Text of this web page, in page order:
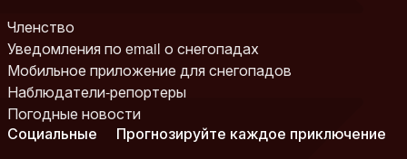
Членство
Уведомления по email о снегопадах
Мобильное приложение для снегопадов
Наблюдатели-репортеры
Погодные новости
Социальные
Прогнозируйте каждое приключение